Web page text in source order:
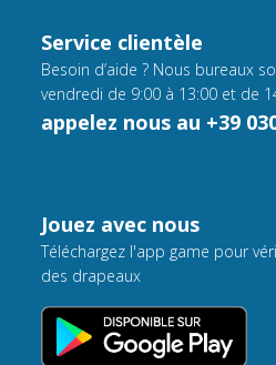
Service clientèle
Besoin d’aide ? Nous bureaux
vendredi de 9:00 à 13:00 et de
appelez nous au +39
Jouez avec nous
Téléchargez l'app game pour
des drapeaux